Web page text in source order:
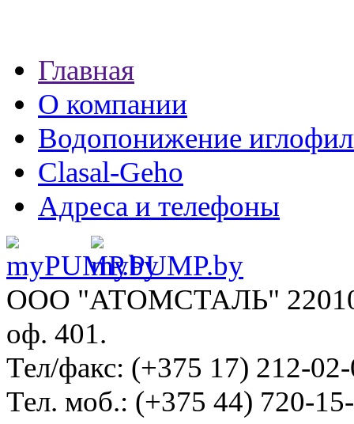
Главная
О компании
Водопонижение
Clasal-Geho
Адреса и телефоны
ООО "АТОМСТАЛЬ"
оф. 401.
Тел/факс: (+375 17) 212-
Тел. моб.: (+375 44) 720-